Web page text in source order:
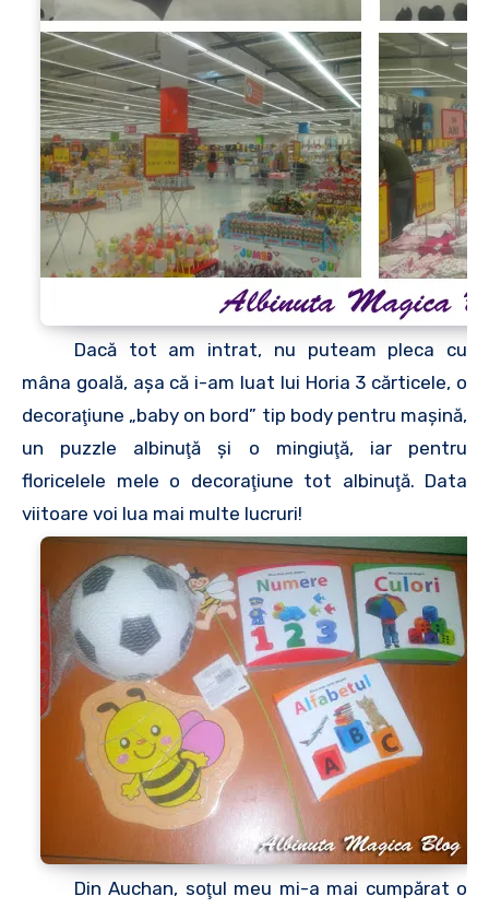
Dacă tot am intrat, nu puteam pleca cu
mâna goală, aşa că i-am luat lui Horia 3 cărticele, o
decoraţiune „baby on bord” tip body pentru maşină,
un puzzle albinuţă şi o mingiuţă, iar pentru
floricelele mele o decoraţiune tot albinuţă. Data
viitoare voi lua mai multe lucruri!
Din Auchan, soţul meu mi-a mai cumpărat o